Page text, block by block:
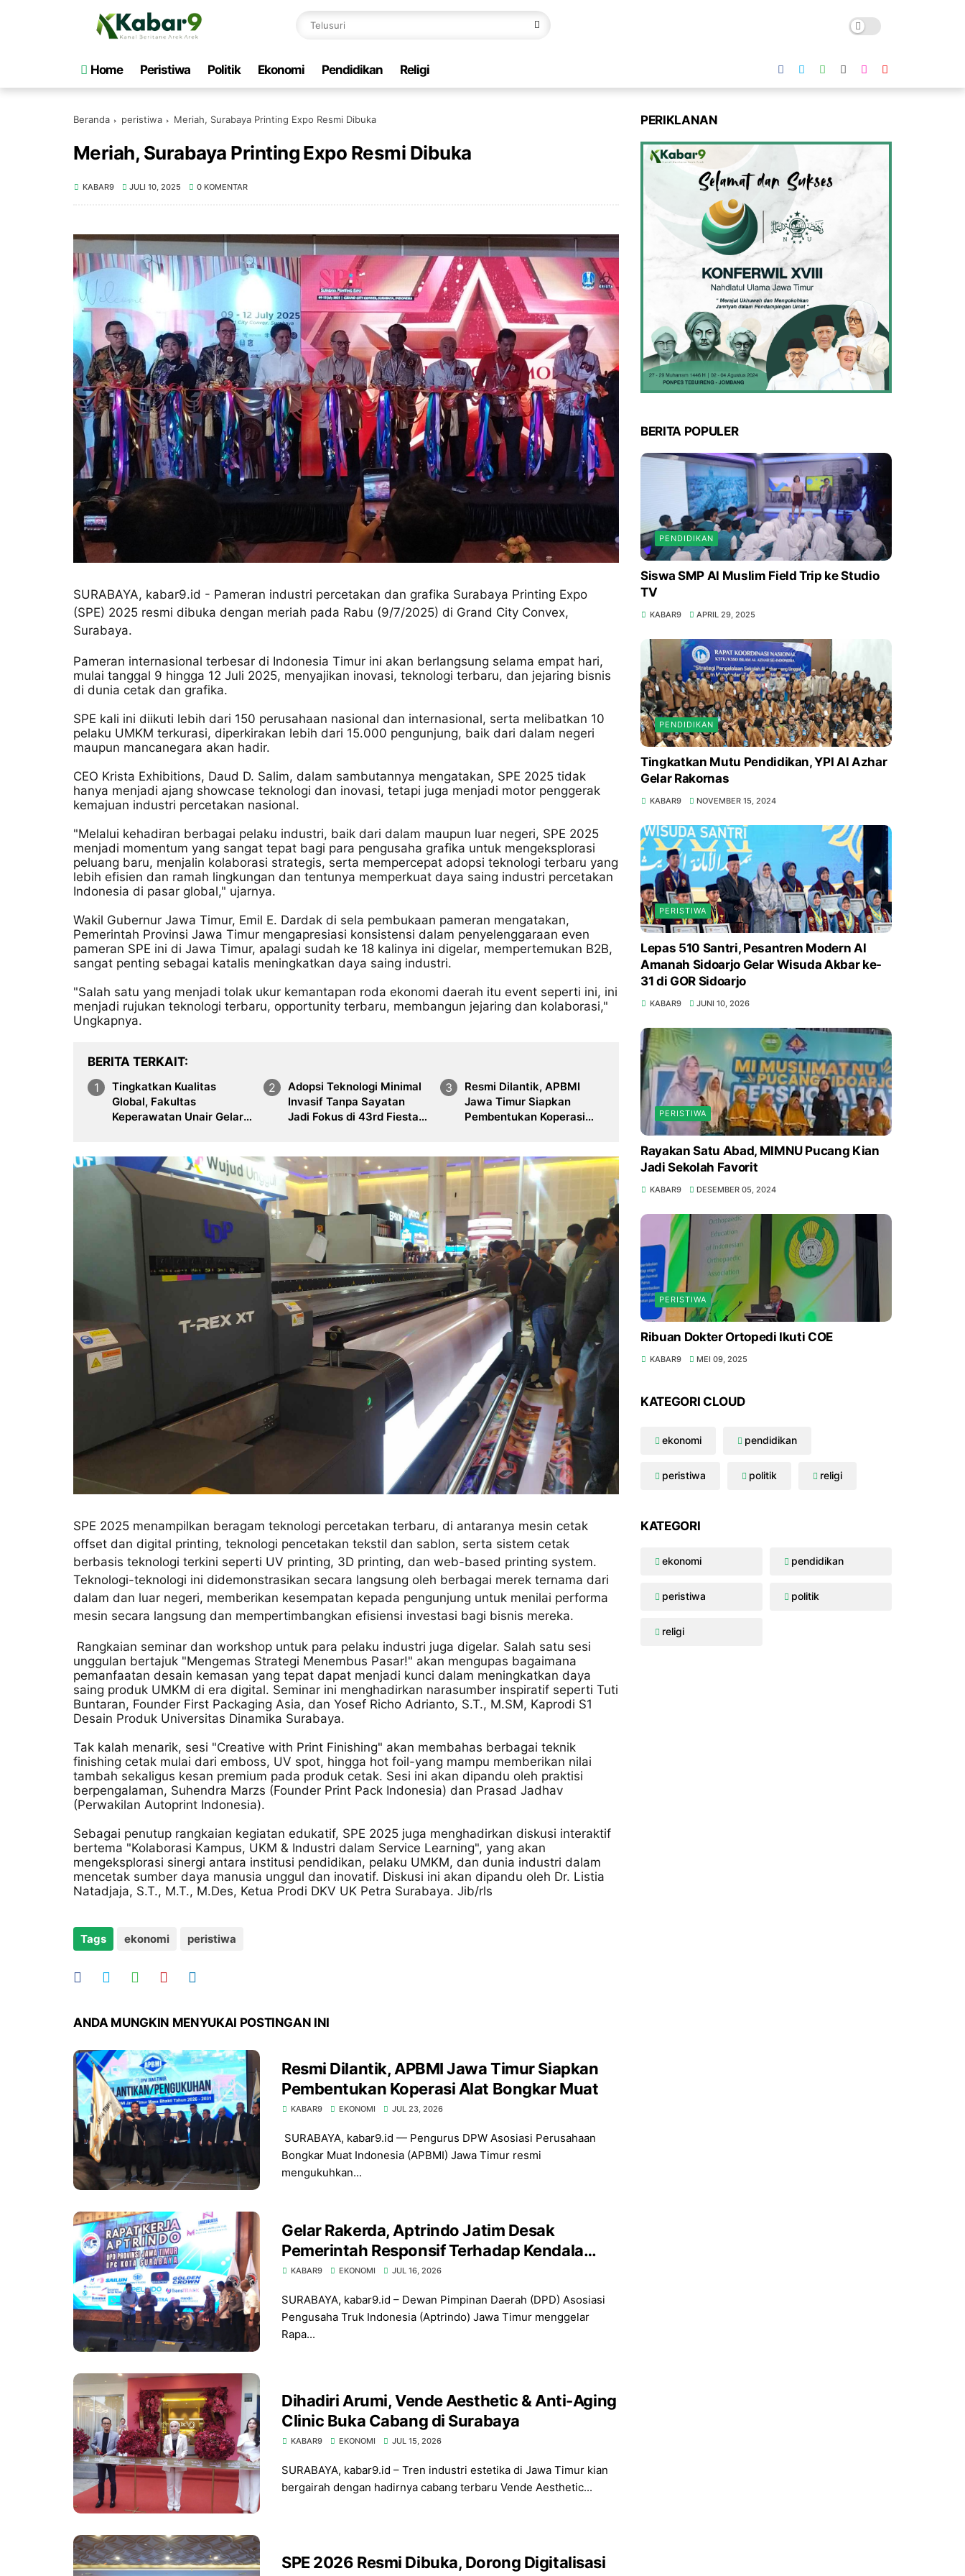
Home Peristiwa Politik Ekonomi Pendidikan Religi
Beranda peristiwa Meriah, Surabaya Printing Expo Resmi Dibuka
Meriah, Surabaya Printing Expo Resmi Dibuka
KABAR9 JULI 10, 2025 0 KOMENTAR
SURABAYA, kabar9.id - Pameran industri percetakan dan grafika Surabaya Printing Expo
(SPE) 2025 resmi dibuka dengan meriah pada Rabu (9/7/2025) di Grand City Convex,
Surabaya.
Pameran internasional terbesar di Indonesia Timur ini akan berlangsung selama empat hari,
mulai tanggal 9 hingga 12 Juli 2025, menyajikan inovasi, teknologi terbaru, dan jejaring bisnis
di dunia cetak dan grafika.
SPE kali ini diikuti lebih dari 150 perusahaan nasional dan internasional, serta melibatkan 10
pelaku UMKM terkurasi, diperkirakan lebih dari 15.000 pengunjung, baik dari dalam negeri
maupun mancanegara akan hadir.
CEO Krista Exhibitions, Daud D. Salim, dalam sambutannya mengatakan, SPE 2025 tidak
hanya menjadi ajang showcase teknologi dan inovasi, tetapi juga menjadi motor penggerak
kemajuan industri percetakan nasional.
"Melalui kehadiran berbagai pelaku industri, baik dari dalam maupun luar negeri, SPE 2025
menjadi momentum yang sangat tepat bagi para pengusaha grafika untuk mengeksplorasi
peluang baru, menjalin kolaborasi strategis, serta mempercepat adopsi teknologi terbaru yang
lebih efisien dan ramah lingkungan dan tentunya memperkuat daya saing industri percetakan
Indonesia di pasar global," ujarnya.
Wakil Gubernur Jawa Timur, Emil E. Dardak di sela pembukaan pameran mengatakan,
Pemerintah Provinsi Jawa Timur mengapresiasi konsistensi dalam penyelenggaraan even
pameran SPE ini di Jawa Timur, apalagi sudah ke 18 kalinya ini digelar, mempertemukan B2B,
sangat penting sebagai katalis meningkatkan daya saing industri.
"Salah satu yang menjadi tolak ukur kemantapan roda ekonomi daerah itu event seperti ini, ini
menjadi rujukan teknologi terbaru, opportunity terbaru, membangun jejaring dan kolaborasi,"
Ungkapnya.
BERITA TERKAIT
Tingkatkan Kualitas
Global, Fakultas
Keperawatan Unair Gelar
Surabaya
Adopsi Teknologi Minimal
Invasif Tanpa Sayatan
Jadi Fokus di 43rd Fiesta
Resmi Dilantik, APBMI
Jawa Timur Siapkan
Pembentukan Koperasi
SPE 2025 menampilkan beragam teknologi percetakan terbaru, di antaranya mesin cetak
offset dan digital printing, teknologi pencetakan tekstil dan sablon, serta sistem cetak
berbasis teknologi terkini seperti UV printing, 3D printing, dan web-based printing system.
Teknologi-teknologi ini didemonstrasikan secara langsung oleh berbagai merek ternama dari
dalam dan luar negeri, memberikan kesempatan kepada pengunjung untuk menilai performa
mesin secara langsung dan mempertimbangkan efisiensi investasi bagi bisnis mereka.
Rangkaian seminar dan workshop untuk para pelaku industri juga digelar. Salah satu sesi
unggulan bertajuk "Mengemas Strategi Menembus Pasar!" akan mengupas bagaimana
pemanfaatan desain kemasan yang tepat dapat menjadi kunci dalam meningkatkan daya
saing produk UMKM di era digital. Seminar ini menghadirkan narasumber inspiratif seperti Tuti
Buntaran, Founder First Packaging Asia, dan Yosef Richo Adrianto, S.T., M.SM, Kaprodi S1
Desain Produk Universitas Dinamika Surabaya.
Tak kalah menarik, sesi "Creative with Print Finishing" akan membahas berbagai teknik
finishing cetak mulai dari emboss, UV spot, hingga hot foil-yang mampu memberikan nilai
tambah sekaligus kesan premium pada produk cetak. Sesi ini akan dipandu oleh praktisi
berpengalaman, Suhendra Marzs (Founder Print Pack Indonesia) dan Prasad Jadhav
(Perwakilan Autoprint Indonesia).
Sebagai penutup rangkaian kegiatan edukatif, SPE 2025 juga menghadirkan diskusi interaktif
bertema "Kolaborasi Kampus, UKM & Industri dalam Service Learning", yang akan
mengeksplorasi sinergi antara institusi pendidikan, pelaku UMKM, dan dunia industri dalam
mencetak sumber daya manusia unggul dan inovatif. Diskusi ini akan dipandu oleh Dr. Listia
Natadjaja, S.T., M.T., M.Des, Ketua Prodi DKV UK Petra Surabaya. Jib/rls
Tags ekonomi peristiwa
ANDA MUNGKIN MENYUKAI POSTINGAN INI
Resmi Dilantik, APBMI Jawa Timur Siapkan
Pembentukan Koperasi Alat Bongkar Muat
KABAR9 EKONOMI JUL 23, 2026
SURABAYA, kabar9.id — Pengurus DPW Asosiasi Perusahaan
Bongkar Muat Indonesia (APBMI) Jawa Timur resmi
mengukuhkan...
Gelar Rakerda, Aptrindo Jatim Desak
Pemerintah Responsif Terhadap Kendala
Regulasi dan Peremajaan Armada
KABAR9 EKONOMI JUL 16, 2026
SURABAYA, kabar9.id – Dewan Pimpinan Daerah (DPD) Asosiasi
Pengusaha Truk Indonesia (Aptrindo) Jawa Timur menggelar
Rapa...
Dihadiri Arumi, Vende Aesthetic & Anti-Aging
Clinic Buka Cabang di Surabaya
KABAR9 EKONOMI JUL 15, 2026
SURABAYA, kabar9.id – Tren industri estetika di Jawa Timur kian
bergairah dengan hadirnya cabang terbaru Vende Aesthetic...
SPE 2026 Resmi Dibuka, Dorong Digitalisasi
PERIKLANAN
BERITA POPULER
PENDIDIKAN
Siswa SMP Al Muslim Field Trip ke Studio
TV
KABAR9 APRIL 29, 2025
PENDIDIKAN
Tingkatkan Mutu Pendidikan, YPI Al Azhar
Gelar Rakornas
KABAR9 NOVEMBER 15, 2024
PERISTIWA
Lepas 510 Santri, Pesantren Modern Al
Amanah Sidoarjo Gelar Wisuda Akbar ke-
31 di GOR Sidoarjo
KABAR9 JUNI 10, 2026
PERISTIWA
Rayakan Satu Abad, MIMNU Pucang Kian
Jadi Sekolah Favorit
KABAR9 DESEMBER 05, 2024
PERISTIWA
Ribuan Dokter Ortopedi Ikuti COE
KABAR9 MEI 09, 2025
KATEGORI CLOUD
ekonomi pendidikan
peristiwa politik religi
KATEGORI
ekonomi pendidikan
peristiwa politik
religi